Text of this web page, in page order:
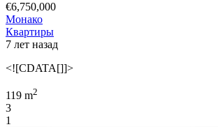
€6,750,000
Монако
Квартиры
7 лет назад
<![CDATA[]]>
119 m2
3
1